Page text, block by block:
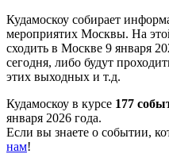
Кудамоскоу собирает
мероприятих Москвы. На
сходить в Москве 9 января
сегодня, либо будут
этих выходных и т.д.
Кудамоскоу в курсе 177
января 2026 года.
Если вы знаете о событии,
нам!